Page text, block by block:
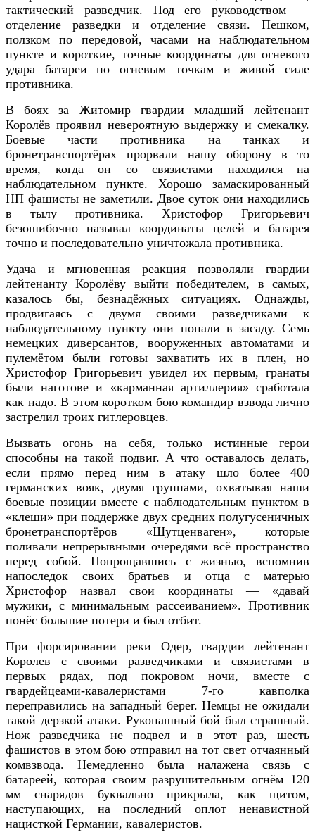
тактический разведчик. Под его руководством —
отделение разведки и отделение связи. Пешком,
ползком по передовой, часами на наблюдательном
пункте и короткие, точные координаты для огневого
удара батареи по огневым точкам и живой силе
противника.
В боях за Житомир гвардии младший лейтенант
Королёв проявил невероятную выдержку и смекалку.
Боевые части противника на танках и
бронетранспортёрах прорвали нашу оборону в то
время, когда он со связистами находился на
наблюдательном пункте. Хорошо замаскированный
НП фашисты не заметили. Двое суток они находились
в тылу противника. Христофор Григорьевич
безошибочно называл координаты целей и батарея
точно и последовательно уничтожала противника.
Удача и мгновенная реакция позволяли гвардии
лейтенанту Королёву выйти победителем, в самых,
казалось бы, безнадёжных ситуациях. Однажды,
продвигаясь с двумя своими разведчиками к
наблюдательному пункту они попали в засаду. Семь
немецких диверсантов, вооруженных автоматами и
пулемётом были готовы захватить их в плен, но
Христофор Григорьевич увидел их первым, гранаты
были наготове и «карманная артиллерия» сработала
как надо. В этом коротком бою командир взвода лично
застрелил троих гитлеровцев.
Вызвать огонь на себя, только истинные герои
способны на такой подвиг. А что оставалось делать,
если прямо перед ним в атаку шло более 400
германских вояк, двумя группами, охватывая наши
боевые позиции вместе с наблюдательным пунктом в
«клеши» при поддержке двух средних полугусеничных
бронетранспортёров «Шутценваген», которые
поливали непрерывными очередями всё пространство
перед собой. Попрощавшись с жизнью, вспомнив
напоследок своих братьев и отца с матерью
Христофор назвал свои координаты — «давай
мужики, с минимальным рассеиванием». Противник
понёс большие потери и был отбит.
При форсировании реки Одер, гвардии лейтенант
Королев с своими разведчиками и связистами в
первых рядах, под покровом ночи, вместе с
гвардейцеами-кавалеристами 7-го кавполка
переправились на западный берег. Немцы не ожидали
такой дерзкой атаки. Рукопашный бой был страшный.
Нож разведчика не подвел и в этот раз, шесть
фашистов в этом бою отправил на тот свет отчаянный
комвзвода. Немедленно была налажена связь с
батареей, которая своим разрушительным огнём 120
мм снарядов буквально прикрыла, как щитом,
наступающих, на последний оплот ненавистной
нацисткой Германии, кавалеристов.